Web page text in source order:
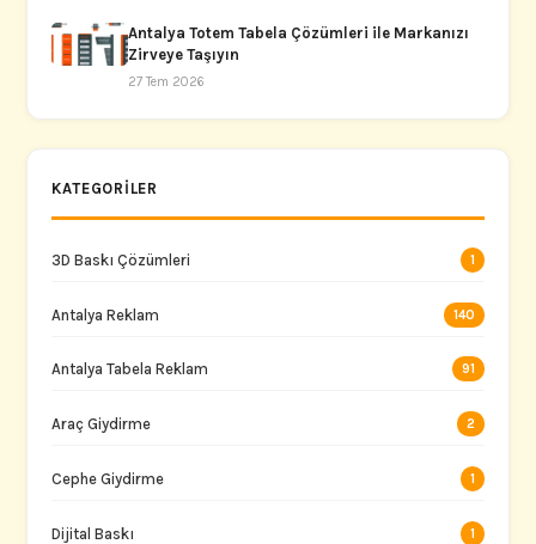
Antalya Totem Tabela Çözümleri ile Markanızı
Zirveye Taşıyın
27 Tem 2026
KATEGORILER
3D Baskı Çözümleri 1
Antalya Reklam 140
Antalya Tabela Reklam 91
Araç Giydirme 2
Cephe Giydirme 1
Dijital Baskı 1